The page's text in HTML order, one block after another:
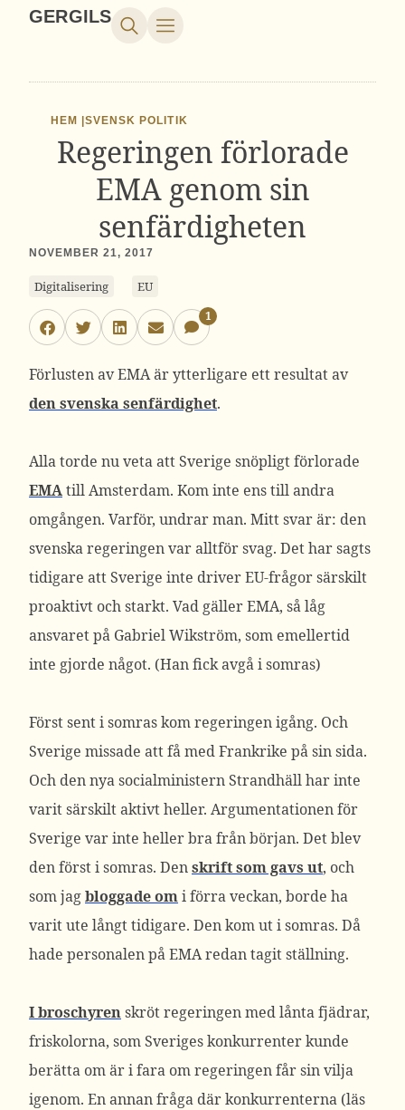
GERGILS
HEM |SVENSK POLITIK
Regeringen förlorade
EMA genom sin
senfärdigheten
NOVEMBER 21, 2017
Digitalisering EU
1
Förlusten av EMA är ytterligare ett resultat av
den svenska senfärdighet.
Alla torde nu veta att Sverige snöpligt förlorade
EMAtill Amsterdam. Kom inte ens till andra
omgången. Varför, undrar man. Mitt svar är: den
svenska regeringen var alltför svag. Det har sagts
tidigare att Sverige inte driver EU-frågor särskilt
proaktivt och starkt. Vad gäller EMA, så låg
ansvaret på Gabriel Wikström, som emellertid
inte gjorde något. (Han fick avgå i somras)
Först sent i somras kom regeringen igång. Och
Sverige missade att få med Frankrike på sin sida.
Och den nya socialministern Strandhäll har inte
varit särskilt aktivt heller. Argumentationen för
Sverige var inte heller bra från början. Det blev
den först i somras. Denskrift som gavs ut, och
som jagbloggade omi förra veckan, borde ha
varit ute långt tidigare. Den kom ut i somras. Då
hade personalen på EMA redan tagit ställning.
I broschyrenskröt regeringen med lånta fjädrar,
friskolorna, som Sveriges konkurrenter kunde
berätta om är i fara om regeringen får sin vilja
igenom. En annan fråga där konkurrenterna (läs